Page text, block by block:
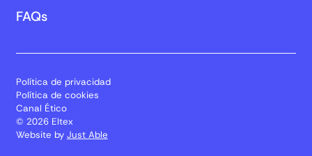
FAQs
Política de privacidad
Política de cookies
Canal Ético
© 2026 Eltex
Website by Just Able